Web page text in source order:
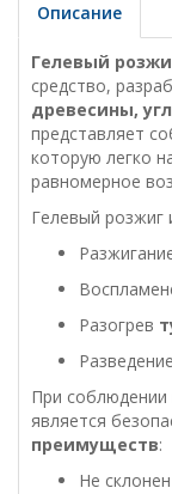
Описание
Гелевый
средство,
древесины,
представляет
которую легко
равномерное
Гелевый розжиг
Разогрев
Разведение
При соблюдении
является
преимуществ:
Не